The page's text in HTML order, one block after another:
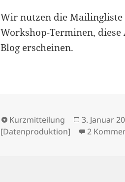
Wir nutzen die Mailingliste
Workshop-Terminen,
Blog erscheinen.
Format
Kurzmitteilung
am
3. Januar
[Datenproduktion]
2